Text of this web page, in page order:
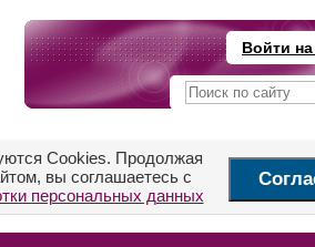
Войти
Cookies. Продолжая
вы соглашаетесь с
персональных данных